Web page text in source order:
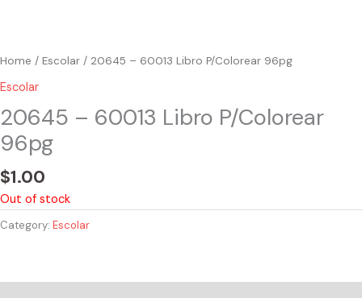
Home / Escolar / 20645 – 60013 Libro P/Colorear 96pg
Escolar
20645 – 60013 Libro P/Colorear
96pg
$1.00
Out of stock
Category: Escolar